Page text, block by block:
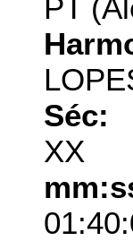
PT
Séc:
XX